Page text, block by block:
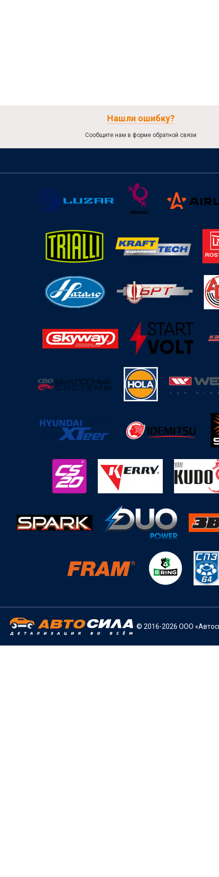
Нашли ошибку?
Сообщите нам в форме обратной связи
© 2016-2026 ООО